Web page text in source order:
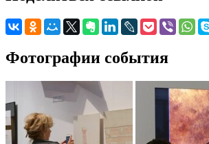
Фотографии события